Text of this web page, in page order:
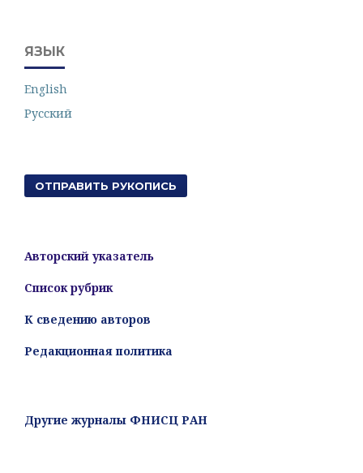
ЯЗЫК
English
Русский
ОТПРАВИТЬ РУКОПИСЬ
Авторский указатель
Список рубрик
К сведению авторов
Редакционная политика
Другие журналы ФНИСЦ РАН